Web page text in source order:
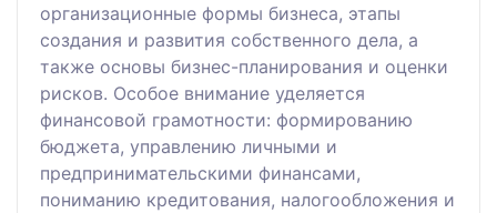
организационные формы бизнеса, этапы
создания и развития собственного дела, а
также основы бизнес-планирования и оценки
рисков. Особое внимание уделяется
финансовой грамотности: формированию
бюджета, управлению личными и
предпринимательскими финансами,
пониманию кредитования, налогообложения и